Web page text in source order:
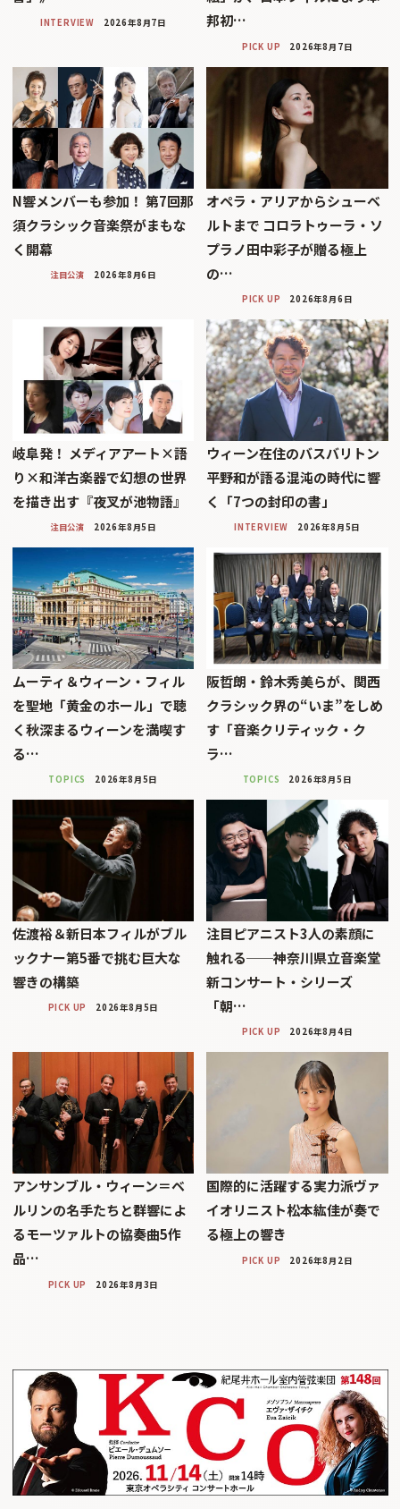
INTERVIEW 2026年8月7日
邦初…
PICK UP 2026年8月7日
N響メンバーも参加！ 第7回那
須クラシック音楽祭がまもな
く開幕
注目公演 2026年8月6日
オペラ・アリアからシューベ
ルトまで コロラトゥーラ・ソ
プラノ田中彩子が贈る極上
の…
PICK UP 2026年8月6日
岐阜発！ メディアアート×語
り×和洋古楽器で幻想の世界
を描き出す『夜叉が池物語』
注目公演 2026年8月5日
ウィーン在住のバスバリトン
平野和が語る混沌の時代に響
く「7つの封印の書」
INTERVIEW 2026年8月5日
ムーティ＆ウィーン・フィル
を聖地「黄金のホール」で聴
く秋深まるウィーンを満喫す
る…
TOPICS 2026年8月5日
阪哲朗・鈴木秀美らが、関西
クラシック界の“いま”をしめ
す「音楽クリティック・ク
ラ…
TOPICS 2026年8月5日
佐渡裕＆新日本フィルがブル
ックナー第5番で挑む巨大な
響きの構築
PICK UP 2026年8月5日
注目ピアニスト3人の素顔に
触れる──神奈川県立音楽堂
新コンサート・シリーズ
「朝…
PICK UP 2026年8月4日
アンサンブル・ウィーン＝ベ
ルリンの名手たちと群響によ
るモーツァルトの協奏曲5作
品…
PICK UP 2026年8月3日
国際的に活躍する実力派ヴァ
イオリニスト松本紘佳が奏で
る極上の響き
PICK UP 2026年8月2日